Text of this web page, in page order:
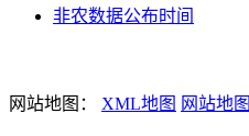
非农数据公布时间
网站地图： XML地图 网站地图